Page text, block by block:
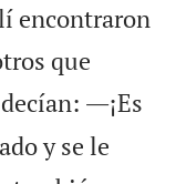
encontraron
que
―¡Es
y se le